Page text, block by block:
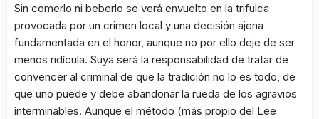
Sin comerlo ni beberlo se verá envuelto en la trifulca
provocada por un crimen local y una decisión ajena
fundamentada en el honor, aunque no por ello deje de ser
menos ridícula. Suya será la responsabilidad de tratar de
convencer al criminal de que la tradición no lo es todo, de
que uno puede y debe abandonar la rueda de los agravios
interminables. Aunque el método (más propio del Lee